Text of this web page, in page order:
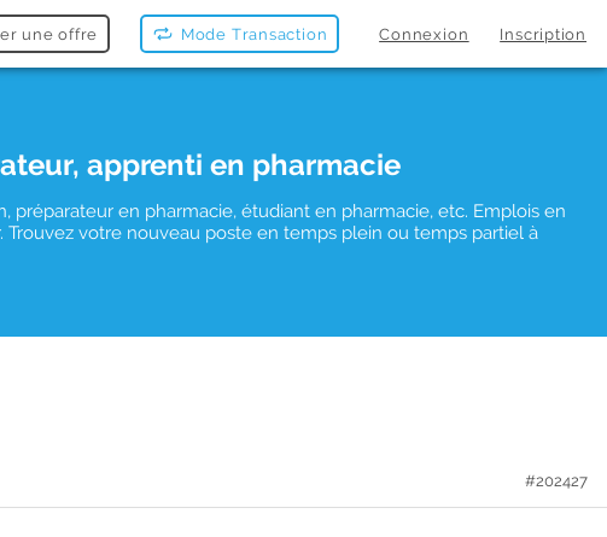
une offre Mode Transaction Connexion Inscription
apprenti en pharmacie
préparateur en pharmacie, étudiant en pharmacie, etc. Emplois en
votre nouveau poste en temps plein ou temps partiel à
#202427